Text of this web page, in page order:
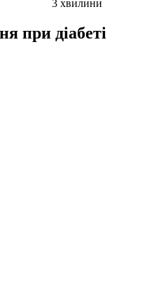
3 хвилини
при діабеті